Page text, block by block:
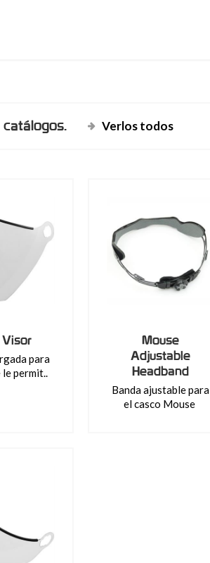
Verlos todos
para
le permit..
Mouse
Adjustable
Headband
Banda ajustable para
el casco Mouse